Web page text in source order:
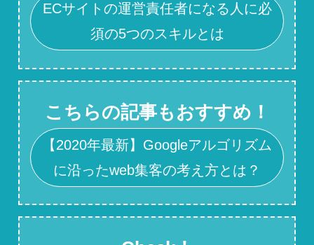
ECサイトの運営責任者になる人に必
須の5つのスキルとは
こちらの記事もおすすめ！
【2020年最新】Googleアルゴリズム
に沿ったweb集客の考え方とは？